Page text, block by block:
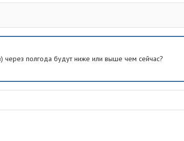
через полгода будут ниже или выше чем сейчас?